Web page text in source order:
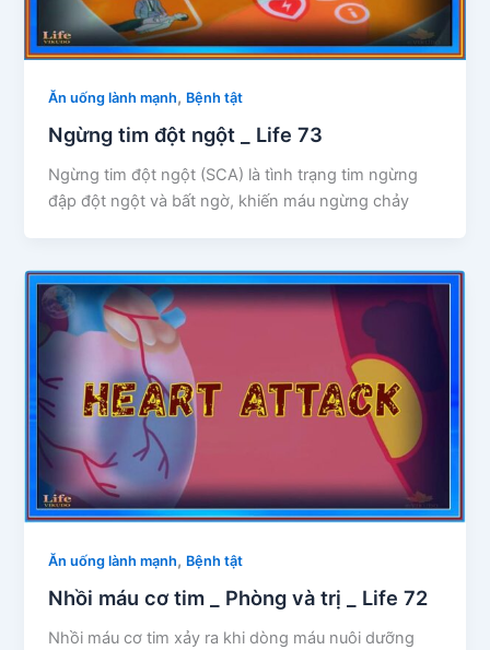
Ăn uống lành mạnh, Bệnh tật
Ngừng tim đột ngột _ Life 73
Ngừng tim đột ngột (SCA) là tình trạng tim ngừng
đập đột ngột và bất ngờ, khiến máu ngừng chảy
Ăn uống lành mạnh, Bệnh tật
Nhồi máu cơ tim _ Phòng và trị _ Life 72
Nhồi máu cơ tim xảy ra khi dòng máu nuôi dưỡng